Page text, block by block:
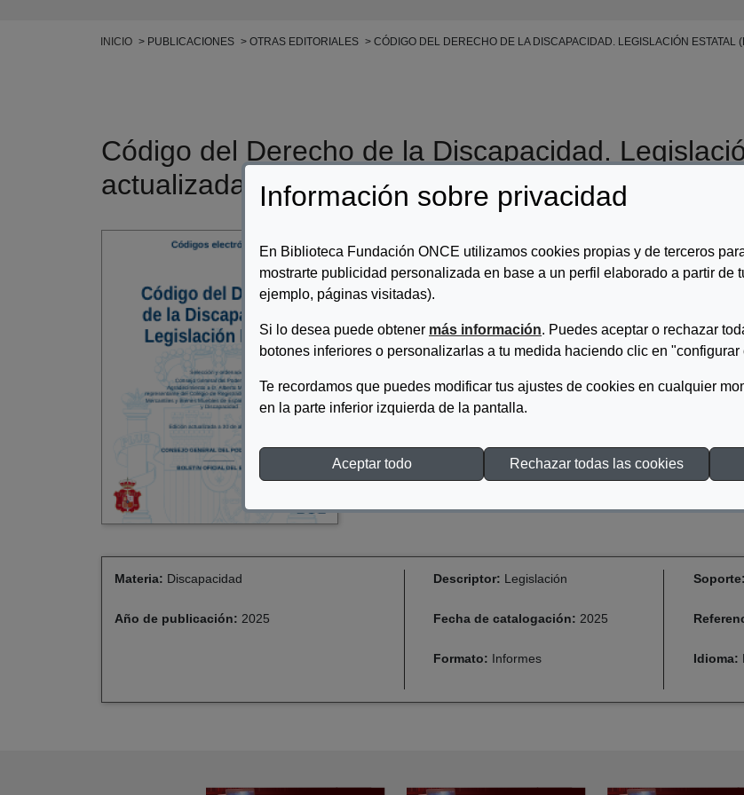
Información sobre privacidad
En Biblioteca Fundación ONCE utilizamos cookies propias y de terceros
mostrarte publicidad personalizada en base a un perfil elaborado a partir de
ejemplo, páginas visitadas).
Si lo desea puede obtener más información. Puedes aceptar o rechazar
botones inferiores o personalizarlas a tu medida haciendo clic en "configurar
Te recordamos que puedes modificar tus ajustes de cookies en cualquier
en la parte inferior izquierda de la pantalla.
Aceptar todo Rechazar todas las cookies
Ruta de navegación
INICIO PUBLICACIONES OTRAS EDITORIALES CÓDIGO DEL DERECHO DE LA DISCAPACIDAD. LEGISLACIÓN ESTATAL
Código del Derecho de la Discapacidad.
actualizada a 26 de junio de 2025)
Descripcion:
DESCARGAR ARCHIVO
Materia: Discapacidad
Año de publicación: 2025
Descriptor: Legislación
Fecha de catalogación: 2025
Formato: Informes
Soporte:
Idioma: